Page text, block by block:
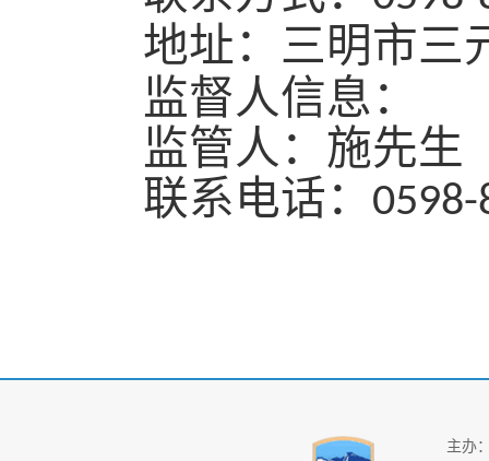
地址：三明市三
监督人信息：
监管人：施先生
联系电话： 0598-
主办